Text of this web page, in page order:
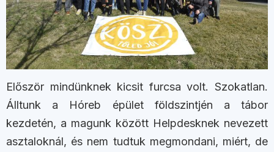
Először mindünknek kicsit furcsa volt. Szokatlan.
Álltunk a Hóreb épület földszintjén a tábor
kezdetén, a magunk között Helpdesknek nevezett
asztaloknál, és nem tudtuk megmondani, miért, de